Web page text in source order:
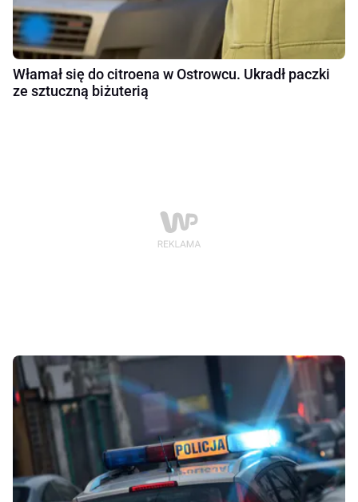
Włamał się do citroena w Ostrowcu. Ukradł paczki
ze sztuczną biżuterią